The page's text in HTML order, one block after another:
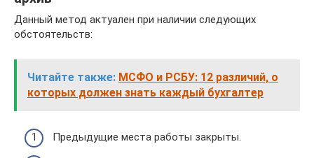
Данный метод актуален при наличии следующих
обстоятельств:
Читайте также: МСФО и РСБУ: 12 различий, о
которых должен знать каждый бухгалтер
Предыдущие места работы закрыты.